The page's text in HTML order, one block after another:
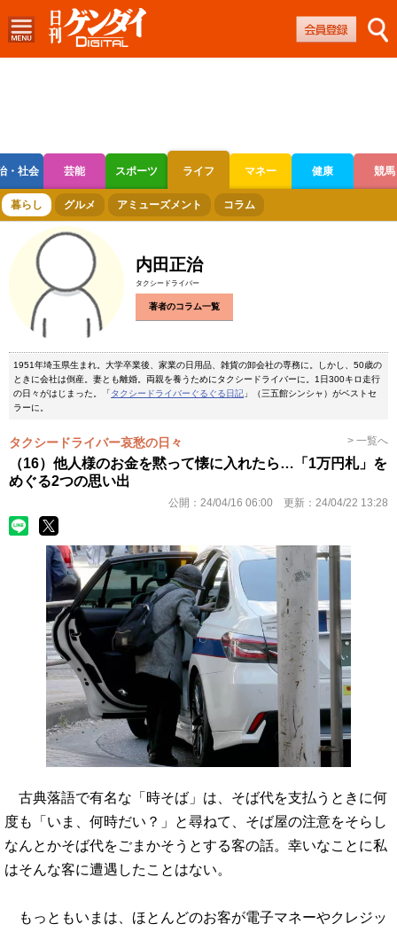
・社会 芸能 スポーツ ライフ マネー 健康 競馬
ボートレース 競輪 オートレース
暮らし グルメ アミューズメント コラム
内田正治
タクシードライバー
著者のコラム一覧
1951年埼玉県生まれ。大学卒業後、家業の日用品、雑貨の卸会社の専務に。しかし、50歳の
ときに会社は倒産。妻とも離婚。両親を養うためにタクシードライバーに。1日300キロ走行
の日々がはじまった。「タクシードライバーぐるぐる日記 」（三五館シンシャ）がベストセ
ラーに。
タクシードライバー哀愁の日々 > 一覧へ
（16）他人様のお金を黙って懐に入れたら…「1万円札」を
めぐる2つの思い出
公開： 24/04/16 06:00 更新： 24/04/22 13:28
古典落語で有名な「時そば」は、そば代を支払うときに何
度も「いま、何時だい？」と尋ねて、そば屋の注意をそらし
なんとかそば代をごまかそうとする客の話。幸いなことに私
はそんな客に遭遇したことはない。
もっともいまは、ほとんどのお客が電子マネーやクレジッ